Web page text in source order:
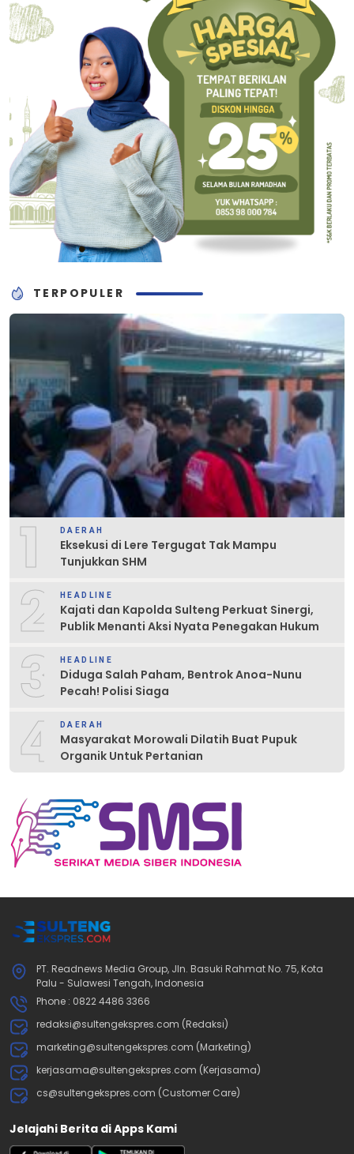
TERPOPULER
1 DAERAH
Eksekusi di Lere Tergugat Tak Mampu
Tunjukkan SHM
2 HEADLINE
Kajati dan Kapolda Sulteng Perkuat Sinergi,
Publik Menanti Aksi Nyata Penegakan Hukum
3 HEADLINE
Diduga Salah Paham, Bentrok Anoa-Nunu
Pecah! Polisi Siaga
4 DAERAH
Masyarakat Morowali Dilatih Buat Pupuk
Organik Untuk Pertanian
PT. Readnews Media Group, Jln. Basuki Rahmat No. 75, Kota
Palu - Sulawesi Tengah, Indonesia
Phone : 0822 4486 3366
redaksi@sultengekspres.com (Redaksi)
marketing@sultengekspres.com (Marketing)
kerjasama@sultengekspres.com (Kerjasama)
cs@sultengekspres.com (Customer Care)
Jelajahi Berita di Apps Kami